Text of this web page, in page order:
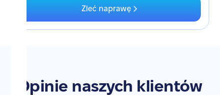
Zleć naprawę
Opinie naszych klientów